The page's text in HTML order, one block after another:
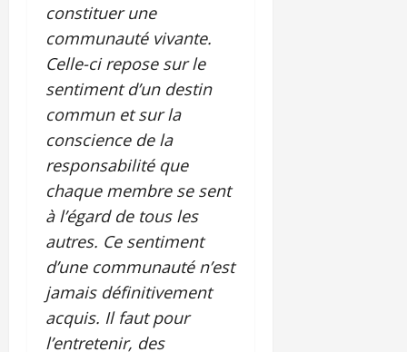
constituer une
communauté vivante.
Celle-ci repose sur le
sentiment d’un destin
commun et sur la
conscience de la
responsabilité que
chaque membre se sent
à l’égard de tous les
autres. Ce sentiment
d’une communauté n’est
jamais définitivement
acquis. Il faut pour
l’entretenir, des